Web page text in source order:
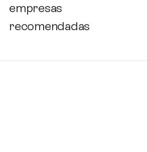
empresas
recomendadas